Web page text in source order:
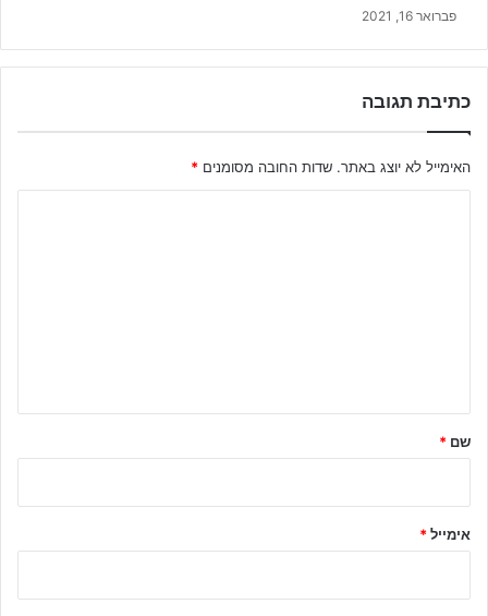
פברואר 16, 2021
כתיבת תגובה
האימייל לא יוצג באתר. שדות החובה מסומנים *
ל
שם *
אימייל*